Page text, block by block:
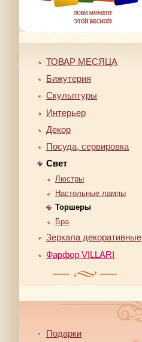
ТОВАР МЕСЯЦА
Бижутерия
Скульптуры
Интерьер
Декор
Посуда, сервировка
Свет
Люстры
Настольные лампы
Торшеры
Бра
Зеркала декоративные
Фарфор VILLARI
Подарки